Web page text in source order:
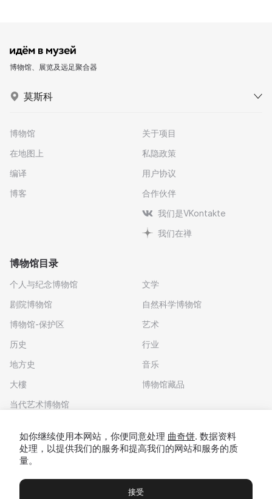
博物馆、展览及远足聚合器
莫斯科
博物馆
在地图上
编译
博客
关于项目
私隐政策
用户协议
合作伙伴
我们是VKontakte
我们在禅
博物馆目录
个人与纪念博物馆
剧院博物馆
博物馆-保护区
历史
地方史
大樓
当代艺术博物馆
文学
自然科学博物馆
艺术
行业
音乐
博物馆藏品
如你继续使用本网站，你便同意处理 曲奇饼. 数据资料
处理，以提供我们的服务和提高我们的网站和服务的质
量。
接受